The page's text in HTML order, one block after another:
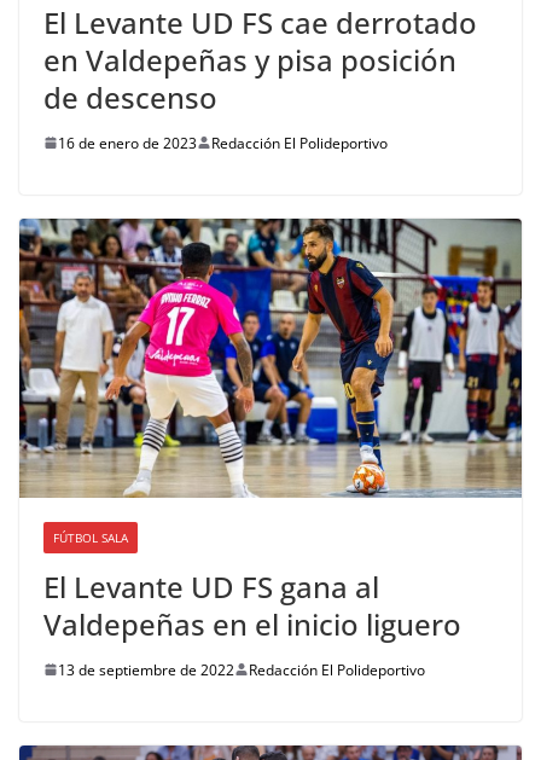
El Levante UD FS cae derrotado
en Valdepeñas y pisa posición
de descenso
16 de enero de 2023 Redacción El Polideportivo
FÚTBOL SALA
El Levante UD FS gana al
Valdepeñas en el inicio liguero
13 de septiembre de 2022 Redacción El Polideportivo